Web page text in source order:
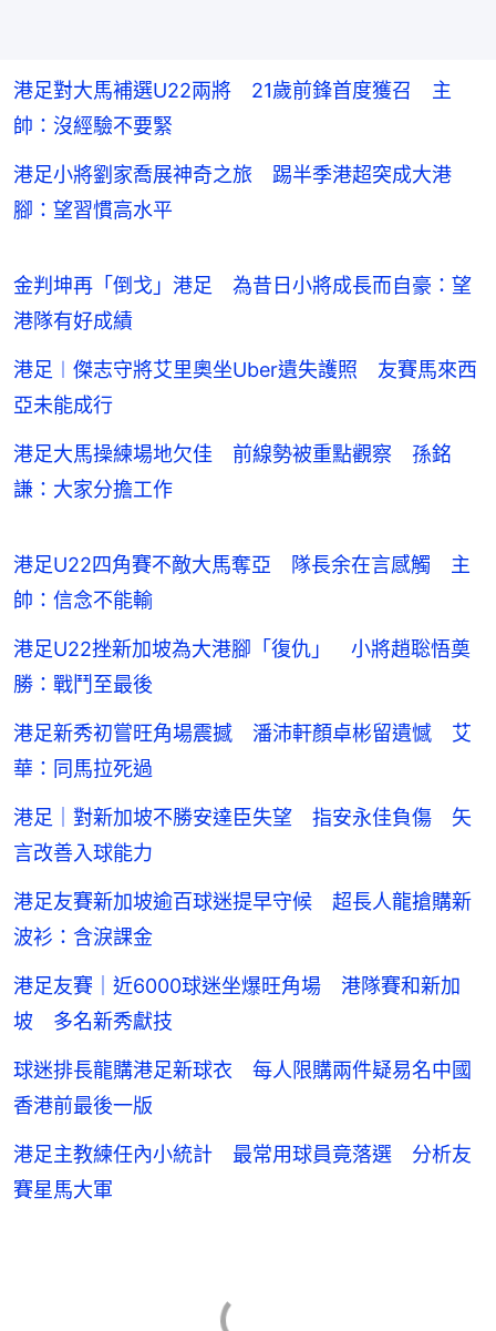
港足對大馬補選U22兩將 21歲前鋒首度獲召 主
帥：沒經驗不要緊
港足小將劉家喬展神奇之旅 踢半季港超突成大港
腳：望習慣高水平
金判坤再「倒戈」港足 為昔日小將成長而自豪：望
港隊有好成績
港足︱傑志守將艾里奧坐Uber遺失護照 友賽馬來西
亞未能成行
港足大馬操練場地欠佳 前線勢被重點觀察 孫銘
謙：大家分擔工作
港足U22四角賽不敵大馬奪亞 隊長余在言感觸 主
帥：信念不能輸
港足U22挫新加坡為大港腳「復仇」 小將趙聡悟奠
勝：戰鬥至最後
港足新秀初嘗旺角場震撼 潘沛軒顏卓彬留遺憾 艾
華：同馬拉死過
港足｜對新加坡不勝安達臣失望 指安永佳負傷 矢
言改善入球能力
港足友賽新加坡逾百球迷提早守候 超長人龍搶購新
波衫：含淚課金
港足友賽｜近6000球迷坐爆旺角場 港隊賽和新加
坡 多名新秀獻技
球迷排長龍購港足新球衣 每人限購兩件疑易名中國
香港前最後一版
港足主教練任內小統計 最常用球員竟落選 分析友
賽星馬大軍